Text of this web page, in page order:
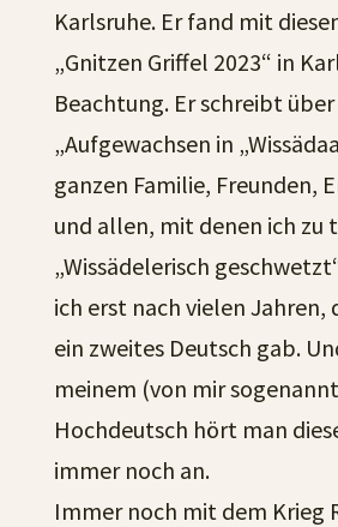
Karlsruhe. Er fand mit
„Gnitzen Griffel 2023“ in
Beachtung. Er schreibt über
„Aufgewachsen in
ganzen Familie, Freunden,
und allen, mit denen ich zu
„Wissädelerisch
ich erst nach vielen Jahren,
ein zweites Deutsch gab.
meinem (von mir
Hochdeutsch hört man
immer noch an.
Immer noch mit dem Krieg